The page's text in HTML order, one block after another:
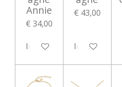
Annie
€ 34,00
In winkelwagen
€ 43,00
In